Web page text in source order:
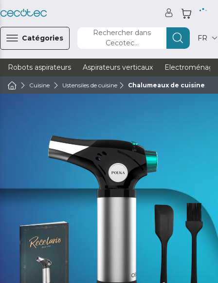
Catégories
Rechercher dans
Cecotec...
FR
Robots aspirateurs Aspirateurs verticaux
Cuisine Ustensiles de cuisine Chalumeaux de cuisine